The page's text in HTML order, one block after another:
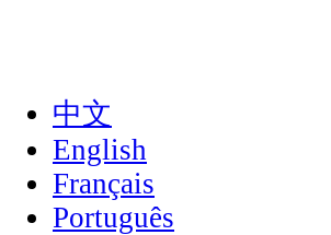
中文
English
Français
Português